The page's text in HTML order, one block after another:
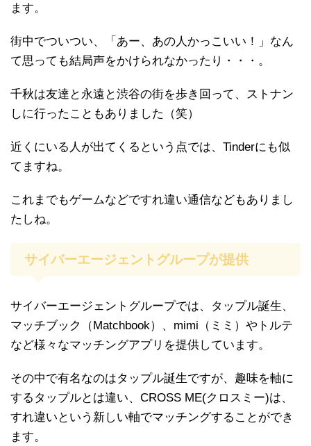
ます。
街中でついつい、「あー、あの人かっこいい！」なん
て思っても結局声をかけられなかったり・・・。
千秋は友達と永遠と渋谷の街を歩き回って、ストナン
しに行ったこともありました（笑）
近くにいる人が出てくるという点では、Tinderにも似
てますね。
これまでもゲームなどですれ違い通信などもありまし
たしね。
サイバーエージェントグループが提供
サイバーエージェントグループでは、タップル誕生、
マッチブック（Matchbook）、mimi（ミミ）やトルテ
など様々なマッチングアプリを提供しています。
その中で有名なのはタップル誕生ですが、趣味を軸に
するタップルとは違い、CROSS ME(クロスミー)は、
すれ違いという新しい軸でマッチングすることができ
ます。